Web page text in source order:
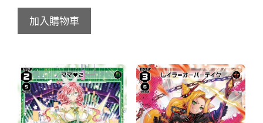
加入購物車